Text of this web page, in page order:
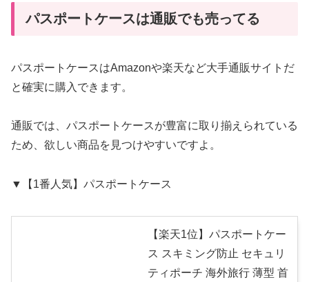
パスポートケースは通販でも売ってる
パスポートケースはAmazonや楽天など大手通販サイトだ
と確実に購入できます。
通販では、パスポートケースが豊富に取り揃えられている
ため、欲しい商品を見つけやすいですよ。
▼【1番人気】パスポートケース
【楽天1位】パスポートケー
ス スキミング防止 セキュリ
ティポーチ 海外旅行 薄型 首